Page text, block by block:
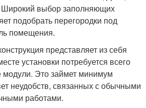
Широкий выбор заполняющих
подобрать перегородки под
помещения.
представляет из себя
установки потребуется всего
модули. Это займет минимум
неудобств, связанных с обычными
работами.